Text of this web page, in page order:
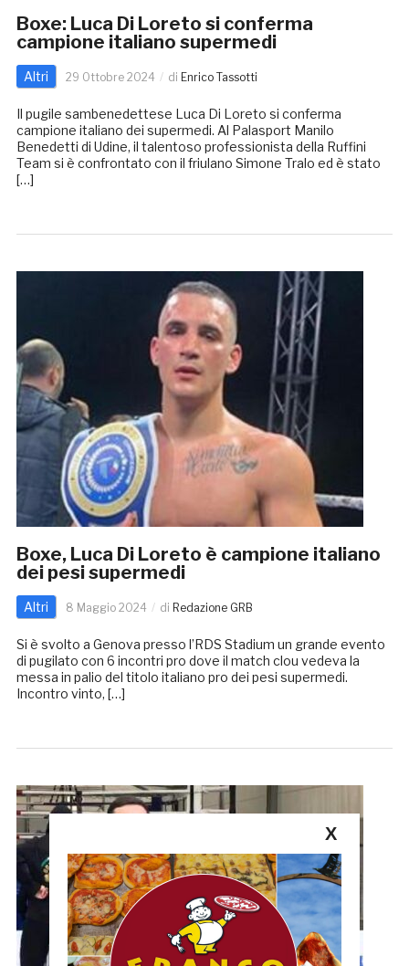
Boxe: Luca Di Loreto si conferma
campione italiano supermedi
Altri 29 Ottobre 2024 di Enrico Tassotti
Il pugile sambenedettese Luca Di Loreto si conferma
campione italiano dei supermedi. Al Palasport Manilo
Benedetti di Udine, il talentoso professionista della Ruffini
Team si è confrontato con il friulano Simone Tralo ed è stato
[…]
Boxe, Luca Di Loreto è campione italiano
dei pesi supermedi
Altri 8 Maggio 2024 di Redazione GRB
Si è svolto a Genova presso l’RDS Stadium un grande evento
di pugilato con 6 incontri pro dove il match clou vedeva la
messa in palio del titolo italiano pro dei pesi supermedi.
Incontro vinto, […]
X